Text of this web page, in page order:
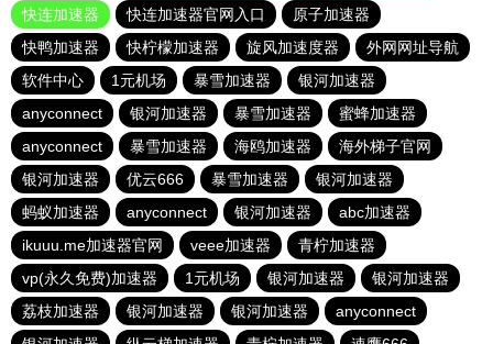
快连加速器
快连加速器官网入口
原子加速器
快鸭加速器
快柠檬加速器 旋风加速度器
外网网址导航
软件中心
1元机场 暴雪加速器
银河加速器
anyconnect
银河加速器 暴雪加速器
蜜蜂加速器
anyconnect
暴雪加速器 海鸥加速器
海外梯子官网
银河加速器
优云666 暴雪加速器
银河加速器
蚂蚁加速器
anyconnect 银河加速器
abc加速器
ikuuu.me加速器官网
veee加速器
青柠加速器
vp(永久免费)加速器
1元机场 银河加速器
银河加速器
荔枝加速器
银河加速器 银河加速器
anyconnect